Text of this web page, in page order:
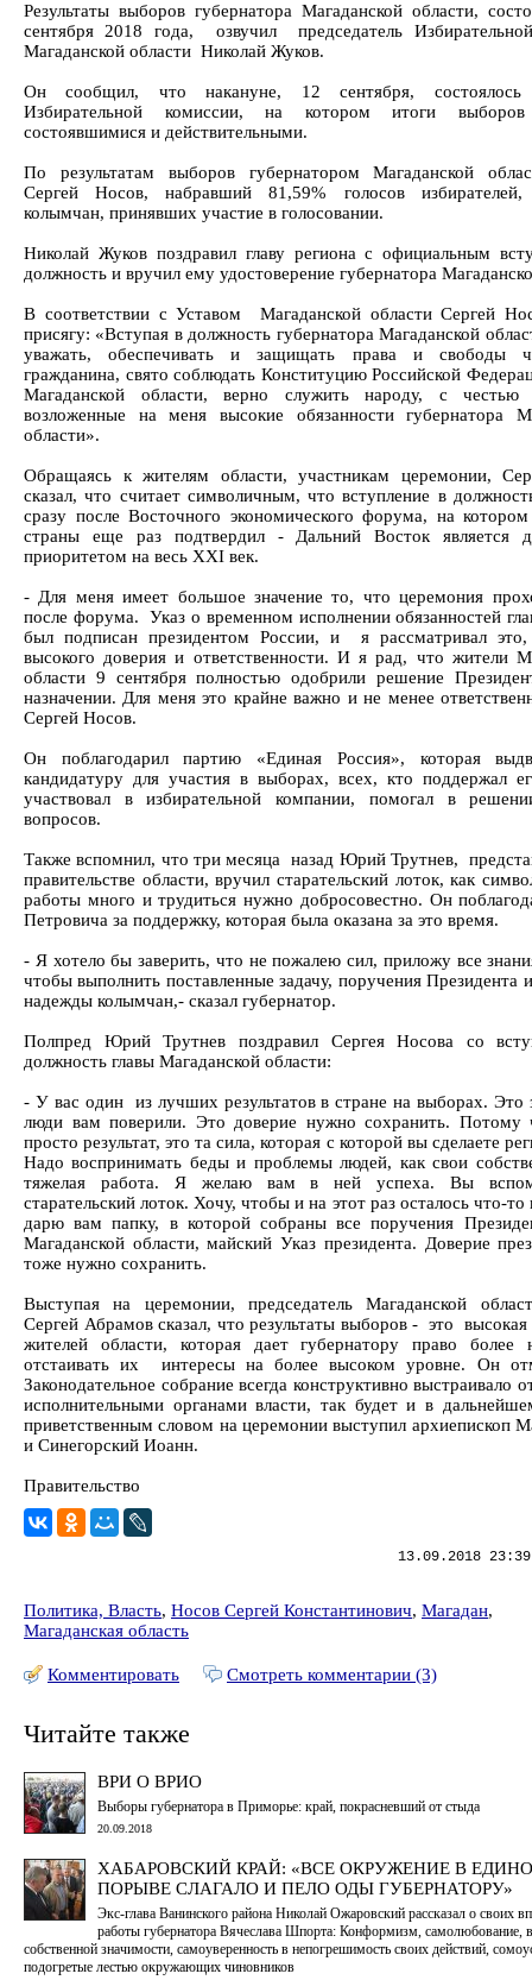
Результаты выборов губернатора Магаданской области,
сентября 2018 года, озвучил председатель
Магаданской области Николай Жуков.
Он сообщил, что накануне, 12 сентября, состоялось
Избирательной комиссии, на котором итоги выборов
состоявшимися и действительными.
По результатам выборов губернатором Магаданской
Сергей Носов, набравший 81,59% голосов
колымчан, принявших участие в голосовании.
Николай Жуков поздравил главу региона с официальным
должность и вручил ему удостоверение губернатора
В соответствии с Уставом Магаданской области Сергей
присягу: «Вступая в должность губернатора Магаданской
уважать, обеспечивать и защищать права и свободы
гражданина, свято соблюдать Конституцию Российской
Магаданской области, верно служить народу, с честью
возложенные на меня высокие обязанности губернатора
области».
Обращаясь к жителям области, участникам церемонии,
сказал, что считает символичным, что вступление в
сразу после Восточного экономического форума, на котором
страны еще раз подтвердил - Дальний Восток является
приоритетом на весь XXI век.
- Для меня имеет большое значение то, что церемония
после форума. Указ о временном исполнении обязанностей
был подписан президентом России, и я рассматривал
высокого доверия и ответственности. И я рад, что жители
области 9 сентября полностью одобрили решение
назначении. Для меня это крайне важно и не менее
Сергей Носов.
Он поблагодарил партию «Единая Россия», которая
кандидатуру для участия в выборах, всех, кто поддержал
участвовал в избирательной компании, помогал в
вопросов.
Также вспомнил, что три месяца назад Юрий Трутнев,
правительстве области, вручил старательский лоток, как
работы много и трудиться нужно добросовестно. Он
Петровича за поддержку, которая была оказана за это время.
- Я хотело бы заверить, что не пожалею сил, приложу все
чтобы выполнить поставленные задачу, поручения Президента
надежды колымчан,- сказал губернатор.
Полпред Юрий Трутнев поздравил Сергея Носова со
должность главы Магаданской области:
- У вас один из лучших результатов в стране на выборах. Это
люди вам поверили. Это доверие нужно сохранить. Потому
просто результат, это та сила, которая с которой вы сделаете
Надо воспринимать беды и проблемы людей, как свои
тяжелая работа. Я желаю вам в ней успеха. Вы
старательский лоток. Хочу, чтобы и на этот раз осталось что-то
дарю вам папку, в которой собраны все поручения
Магаданской области, майский Указ президента. Доверие
тоже нужно сохранить.
Выступая на церемонии, председатель Магаданской
Сергей Абрамов сказал, что результаты выборов - это
жителей области, которая дает губернатору право более
отстаивать их интересы на более высоком уровне. Он
Законодательное собрание всегда конструктивно выстраивало
исполнительными органами власти, так будет и в
приветственным словом на церемонии выступил архиепископ
и Синегорский Иоанн.
Правительство
13.09.2018
Политика, Власть, Носов Сергей Константинович, Магадан,
Магаданская область
Комментировать Смотреть комментарии (3)
Читайте также
ВРИ О ВРИО
Выборы губернатора в Приморье: край, покрасневший от стыда
20.09.2018
ХАБАРОВСКИЙ КРАЙ: «ВСЕ ОКРУЖЕНИЕ В
ПОРЫВЕ СЛАГАЛО И ПЕЛО ОДЫ ГУБЕРНАТОРУ»
Экс-глава Ванинского района Николай Ожаровский рассказал о своих
работы губернатора Вячеслава Шпорта: Конформизм, самолюбование,
собственной значимости, самоуверенность в непогрешимость своих действий,
подогретые лестью окружающих чиновников